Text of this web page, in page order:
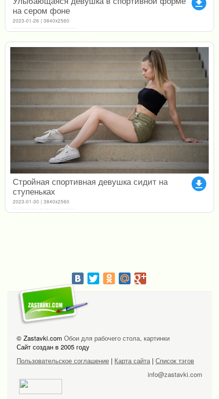
file_download
на сером фоне
2023-01-26 | 3840x2560
file_download
Стройная спортивная девушка сидит на
ступеньках
2023-01-30 | 3840x2560
© Zastavki.com Обои для рабочего стола, картинки
Сайт создан в 2005 году
Пользовательское соглашение | Карта сайта| Список тэгов
info@zastavki.com